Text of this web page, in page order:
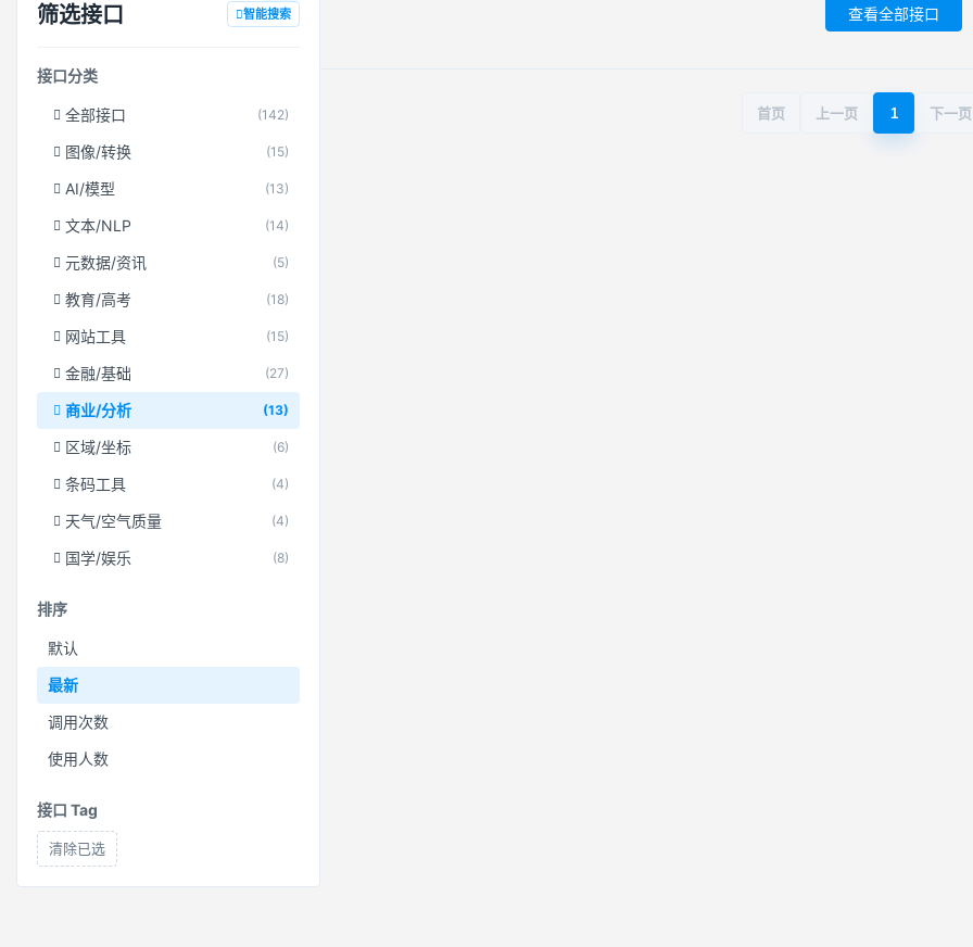
筛选接口
智能搜索
接口分类
全部接口 (142)
图像/转换 (15)
AI/模型 (13)
文本/NLP (14)
元数据/资讯 (5)
教育/高考 (18)
网站工具 (15)
金融/基础 (27)
商业/分析 (13)
区域/坐标 (6)
条码工具 (4)
天气/空气质量 (4)
国学/娱乐 (8)
排序
默认
最新
调用次数
使用人数
接口 Tag
清除已选
查看全部接口
首页 上一页 1 下一页